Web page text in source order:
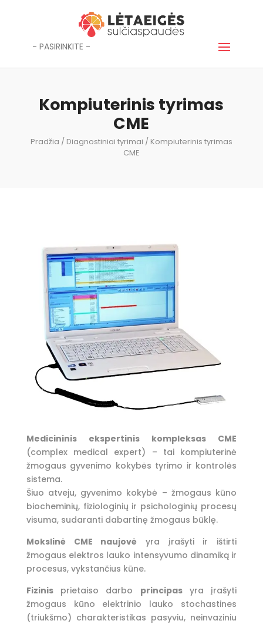
- PASIRINKITE -
Kompiuterinis tyrimas
CME
Pradžia / Diagnostiniai tyrimai / Kompiuterinis tyrimas
CME
Medicininis ekspertinis kompleksas CME
(complex medical expert) – tai kompiuterinė
žmogaus gyvenimo kokybės tyrimo ir kontrolės
sistema.
Šiuo atveju, gyvenimo kokybė – žmogaus kūno
biocheminių, fiziologinių ir psichologinių procesų
visuma, sudaranti dabartinę žmogaus būklę.
Mokslinė CME naujovė yra įrašyti ir ištirti
žmogaus elektros lauko intensyvumo dinamiką ir
procesus, vykstančius kūne.
Fizinisprietaiso darbo principasyra įrašyti
žmogaus kūno elektrinio lauko stochastines
(triukšmo) charakteristikas pasyviu, neinvaziniu